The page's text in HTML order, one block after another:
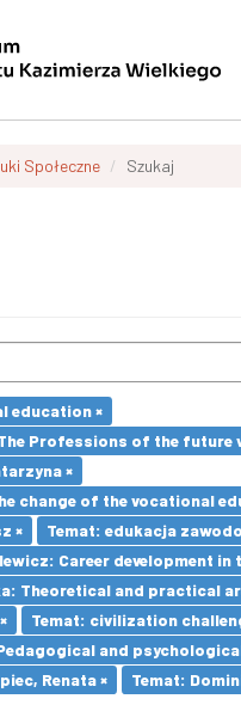
Społeczne Szukaj
education ×
Professions of the
×
change of the vocational
×
Temat: edukacja
Career development
Theoretical and practical
Temat: civilization
and
Renata ×
Temat: